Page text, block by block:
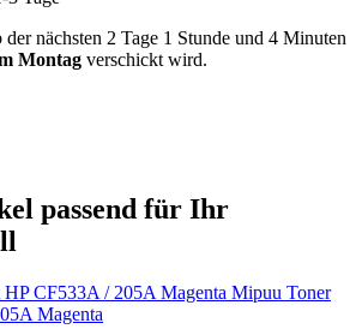
nächsten 2 Tage 1 Stunde und 4 Minuten
Montag verschickt wird.
passend für Ihr
Mipuu Toner
Magenta